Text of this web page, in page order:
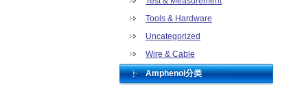
Tools & Hardware
Uncategorized
Wire & Cable
Amphenol分类